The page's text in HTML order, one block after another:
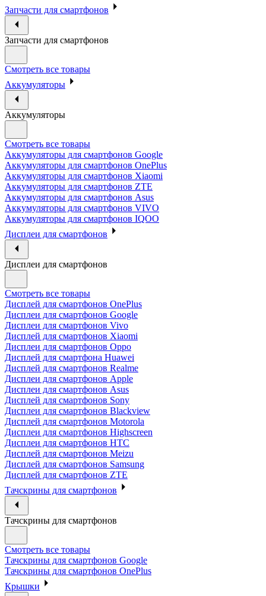
Запчасти для смартфонов
Запчасти для смартфонов
Смотреть все товары
Аккумуляторы
Аккумуляторы
Смотреть все товары
Аккумуляторы для смартфонов Google
Аккумуляторы для смартфонов OnePlus
Аккумуляторы для смартфонов Xiaomi
Аккумуляторы для смартфонов ZTE
Аккумуляторы для cмартфонов Asus
Аккумуляторы для смартфонов VIVO
Аккумуляторы для смартфонов IQOO
Дисплеи для смартфонов
Дисплеи для смартфонов
Смотреть все товары
Дисплей для смартфонов OnePlus
Дисплеи для смартфонов Google
Дисплеи для смартфонов Vivo
Дисплей для смартфонов Xiaomi
Дисплеи для смартфонов Oppo
Дисплей для смартфона Huawei
Дисплей для смартфонов Realme
Дисплеи для смартфонов Apple
Дисплеи для смартфонов Asus
Дисплей для смартфонов Sony
Дисплеи для смартфонов Blackview
Дисплей для смартфонов Motorola
Дисплеи для смартфонов Highscreen
Дисплеи для смартфонов HTC
Дисплей для смартфонов Meizu
Дисплей для смартфонов Samsung
Дисплей для смартфонов ZTE
Тачскрины для смартфонов
Тачскрины для смартфонов
Смотреть все товары
Тачскрины для смартфонов Google
Тачскрины для смартфонов OnePlus
Крышки